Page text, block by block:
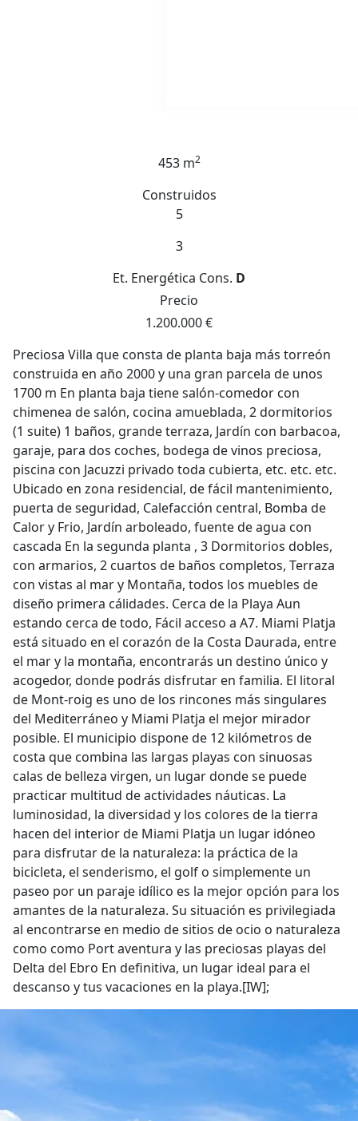
453 m2
Construidos
5
3
Et. Energética Cons. D
Precio
1.200.000 €
Preciosa Villa que consta de planta baja más torreón
construida en año 2000 y una gran parcela de unos
1700 m En planta baja tiene salón-comedor con
chimenea de salón, cocina amueblada, 2 dormitorios
(1 suite) 1 baños, grande terraza, Jardín con barbacoa,
garaje, para dos coches, bodega de vinos preciosa,
piscina con Jacuzzi privado toda cubierta, etc. etc. etc.
Ubicado en zona residencial, de fácil mantenimiento,
puerta de seguridad, Calefacción central, Bomba de
Calor y Frio, Jardín arboleado, fuente de agua con
cascada En la segunda planta , 3 Dormitorios dobles,
con armarios, 2 cuartos de baños completos, Terraza
con vistas al mar y Montaña, todos los muebles de
diseño primera cálidades. Cerca de la Playa Aun
estando cerca de todo, Fácil acceso a A7. Miami Platja
está situado en el corazón de la Costa Daurada, entre
el mar y la montaña, encontrarás un destino único y
acogedor, donde podrás disfrutar en familia. El litoral
de Mont-roig es uno de los rincones más singulares
del Mediterráneo y Miami Platja el mejor mirador
posible. El municipio dispone de 12 kilómetros de
costa que combina las largas playas con sinuosas
calas de belleza virgen, un lugar donde se puede
practicar multitud de actividades náuticas. La
luminosidad, la diversidad y los colores de la tierra
hacen del interior de Miami Platja un lugar idóneo
para disfrutar de la naturaleza: la práctica de la
bicicleta, el senderismo, el golf o simplemente un
paseo por un paraje idílico es la mejor opción para los
amantes de la naturaleza. Su situación es privilegiada
al encontrarse en medio de sitios de ocio o naturaleza
como como Port aventura y las preciosas playas del
Delta del Ebro En definitiva, un lugar ideal para el
descanso y tus vacaciones en la playa.[IW];